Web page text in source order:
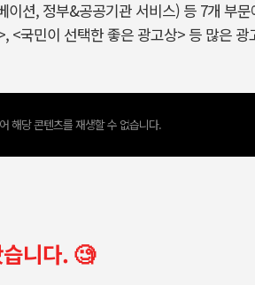
션, 정부&공공기관 서비스) 등 7개 부
<국민이 선택한 좋은 광고상> 등 많은
해당 콘텐츠를 재생할 수 없습니다.
니다. 🧐